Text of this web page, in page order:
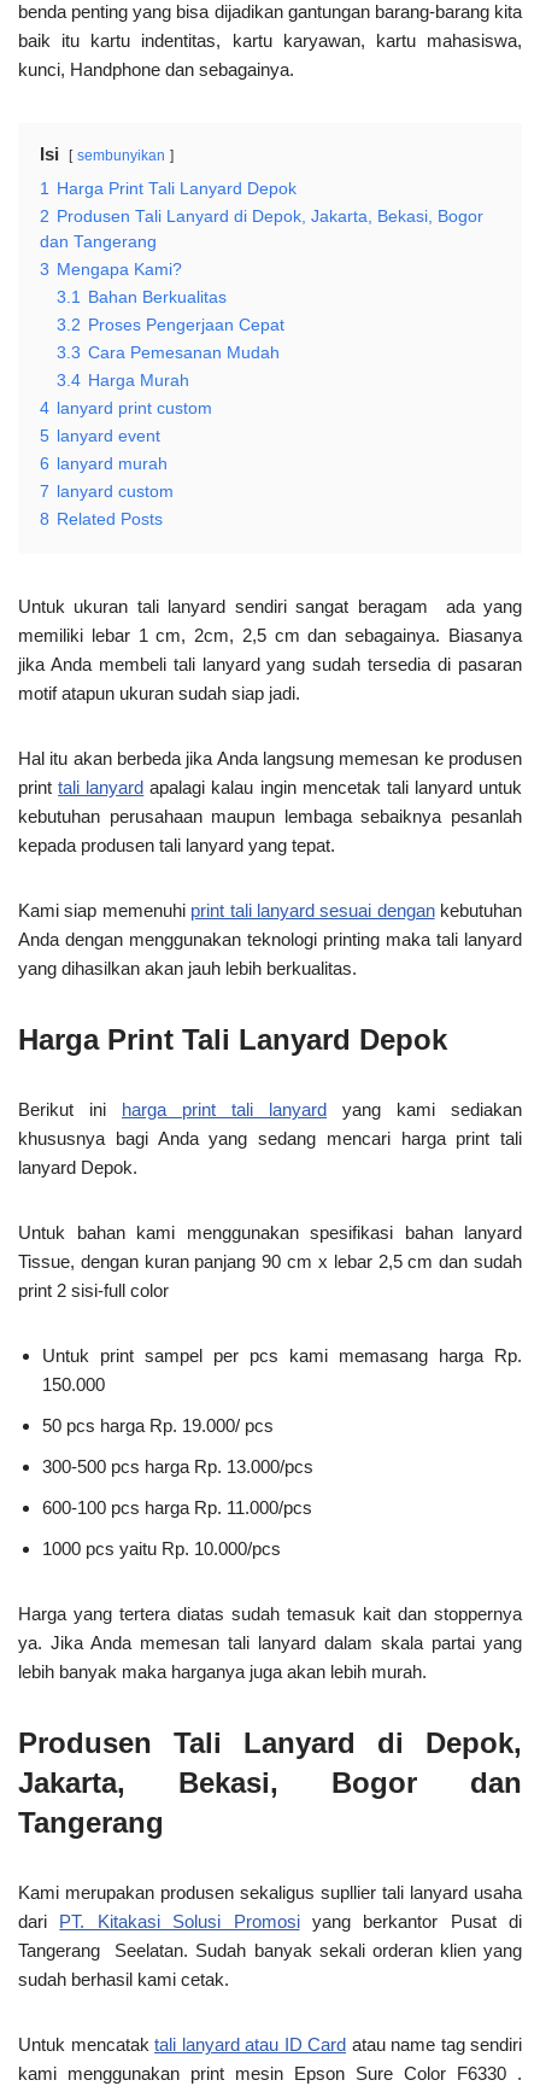
benda penting yang bisa dijadikan gantungan barang-barang kita
baik itu kartu indentitas, kartu karyawan, kartu mahasiswa,
kunci, Handphone dan sebagainya.
Isi sembunyikan
1 Harga Print Tali Lanyard Depok
2 Produsen Tali Lanyard di Depok, Jakarta, Bekasi, Bogor
dan Tangerang
3 Mengapa Kami?
3.1 Bahan Berkualitas
3.2 Proses Pengerjaan Cepat
3.3 Cara Pemesanan Mudah
3.4 Harga Murah
4 lanyard print custom
5 lanyard event
6
lanyard murah
7
lanyard custom
8 Related Posts
Untuk ukuran tali lanyard sendiri sangat beragam ada yang
memiliki lebar 1 cm, 2cm, 2,5 cm dan sebagainya. Biasanya
jika Anda membeli tali lanyard yang sudah tersedia di pasaran
motif atapun ukuran sudah siap jadi.
Hal itu akan berbeda jika Anda langsung memesan ke produsen
printtali lanyard apalagi kalau ingin mencetak tali lanyard untuk
kebutuhan perusahaan maupun lembaga sebaiknya pesanlah
kepada produsen tali lanyard yang tepat.
Kami siap memenuhi print tali lanyard sesuai dengankebutuhan
Anda dengan menggunakan teknologi printing maka tali lanyard
yang dihasilkan akan jauh lebih berkualitas.
Harga Print Tali Lanyard Depok
Berikut ini harga print tali lanyard yang kami sediakan
khususnya bagi Anda yang sedang mencari harga print tali
lanyard Depok.
Untuk bahan kami menggunakan spesifikasi bahan lanyard
Tissue, dengan kuran panjang 90 cm x lebar 2,5 cm dan sudah
print 2 sisi-full color
Untuk print sampel per pcs kami memasang harga Rp.
150.000
50 pcs harga Rp. 19.000/ pcs
300-500 pcs harga Rp. 13.000/pcs
600-100 pcs harga Rp. 11.000/pcs
1000 pcs yaitu Rp. 10.000/pcs
Harga yang tertera diatas sudah temasuk kait dan stoppernya
ya. Jika Anda memesan tali lanyard dalam skala partai yang
lebih banyak maka harganya juga akan lebih murah.
Produsen Tali Lanyard di Depok,
Jakarta, Bekasi, Bogor dan
Tangerang
Kami merupakan produsen sekaligus supllier tali lanyard usaha
dari PT. Kitakasi Solusi Promosiyang berkantor Pusat di
Tangerang Seelatan. Sudah banyak sekali orderan klien yang
sudah berhasil kami cetak.
Untuk mencatak tali lanyard atau ID Card atau name tag sendiri
kami menggunakan print mesin Epson Sure Color F6330 .